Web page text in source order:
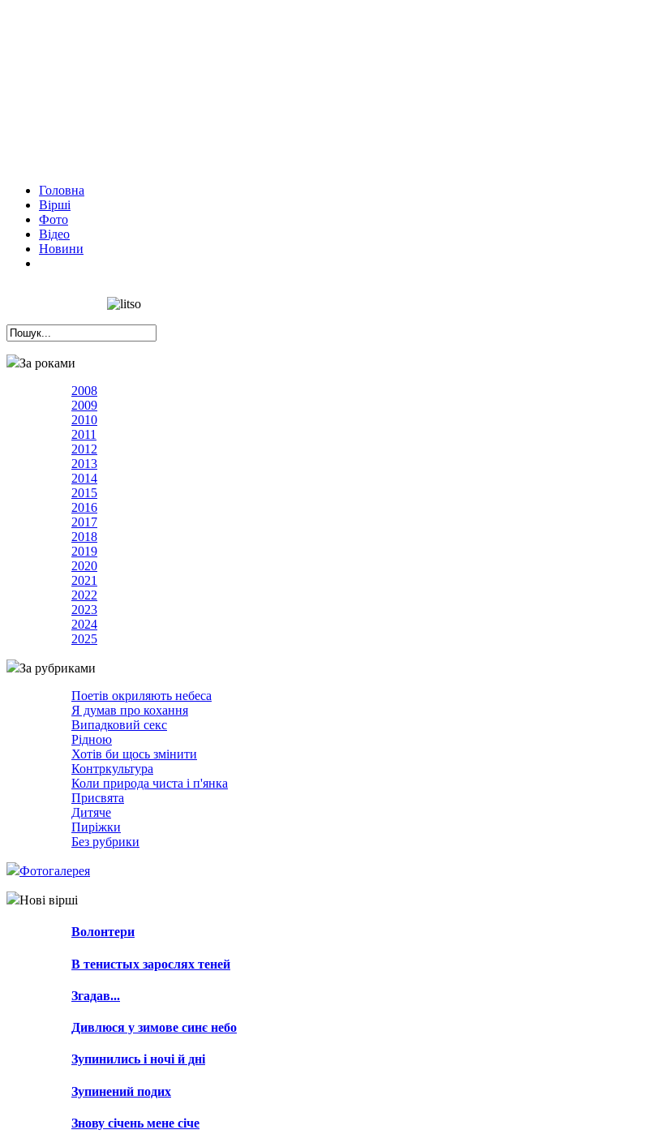
Головна
Вірші
Фото
Відео
Новини
За роками
2008
2009
2010
2011
2012
2013
2014
2015
2016
2017
2018
2019
2020
2021
2022
2023
2024
2025
За рубриками
Поетів окриляють небеса
Я думав про кохання
Випадковий секс
Рідною
Хотів би щось змінити
Контркультура
Коли природа чиста і п'янка
Присвята
Дитяче
Пиріжки
Без рубрики
Фотогалерея
Нові вірші
Волонтери
В тенистых зарослях теней
Згадав...
Дивлюся у зимове синє небо
Зупинились і ночі й дні
Зупинений подих
Знову січень мене січе